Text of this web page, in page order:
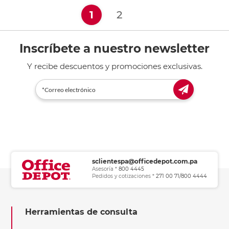
1(current)
2
Inscríbete a nuestro newsletter
Y recibe descuentos y promociones exclusivas.
sclientespa@officedepot.com.pa
Asesoría * 800 4445
Pedidos y cotizaciones * 271 00 71/800 4444
Herramientas de consulta